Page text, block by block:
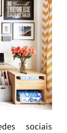
sociais